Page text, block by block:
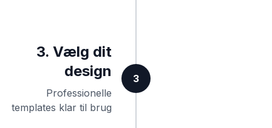
3. Vælg dit
design
Professionelle
templates klar til brug
3